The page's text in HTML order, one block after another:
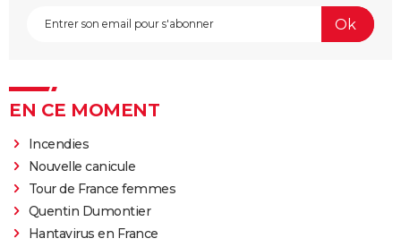
EN CE MOMENT
Incendies
Nouvelle canicule
Tour de France femmes
Quentin Dumontier
Hantavirus en France